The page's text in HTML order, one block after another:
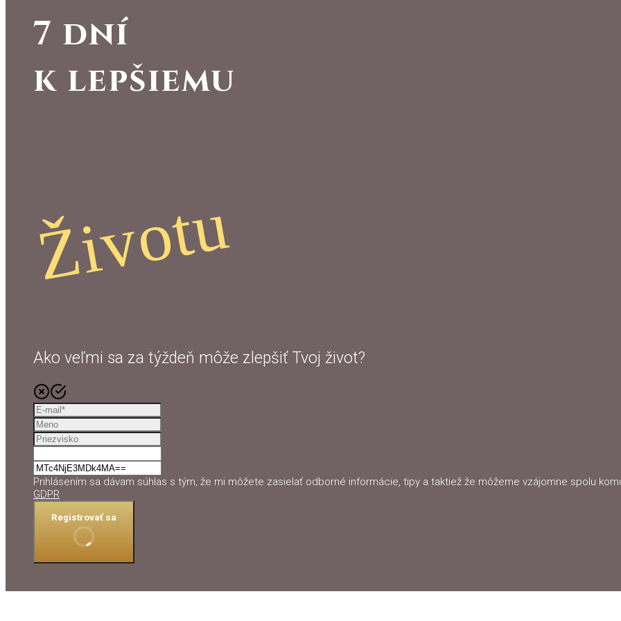
7 dní
k lepšiemu
Životu
Ako veľmi sa za týždeň môže zlepšiť Tvoj život?
Prihlásením sa dávam súhlas s tým, že mi môžete zasielať odborné informácie, tipy a taktiež že môžeme vzájomne spolu
GDPR
Registrovať sa